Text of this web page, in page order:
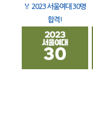
🏅 2023 서울여대 30명
합격!